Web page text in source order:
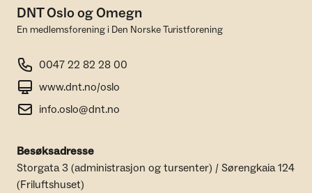
DNT Oslo og Omegn
En medlemsforening i Den Norske Turistforening
0047 22 82 28 00
www.dnt.no/oslo
info.oslo@dnt.no
Besøksadresse
Storgata 3 (administrasjon og tursenter) / Sørengkaia 124
(Friluftshuset)